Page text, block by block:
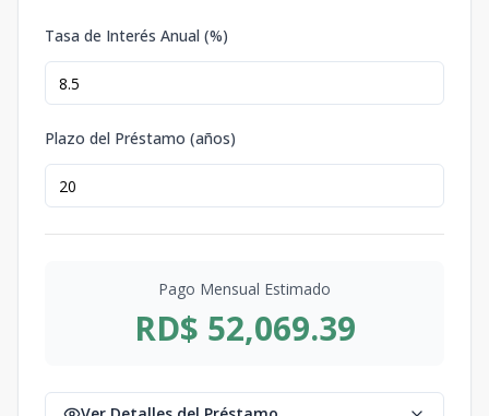
Tasa de Interés Anual (%)
Plazo del Préstamo (años)
Pago Mensual Estimado
RD$ 52,069.39